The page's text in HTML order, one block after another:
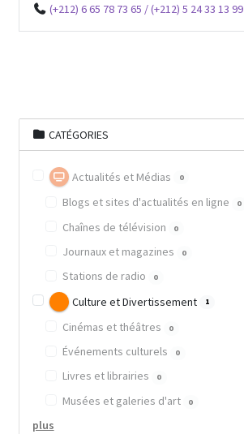
(+212) 6 65 78 73 65 / (+212) 5 24 33 13 99
CATÉGORIES
Actualités et Médias 0
Blogs et sites d'actualités en ligne 0
Chaînes de télévision 0
Journaux et magazines 0
Stations de radio 0
Culture et Divertissement 1
Cinémas et théâtres 0
Événements culturels 0
Livres et librairies 0
Musées et galeries d'art 0
plus